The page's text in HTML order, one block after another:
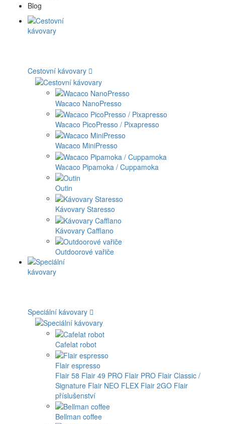
Blog
Cestovní kávovary
Wacaco NanoPresso
Wacaco PicoPresso / Pixapresso
Wacaco MiniPresso
Wacaco Pipamoka / Cuppamoka
Outin
Kávovary Staresso
Kávovary Cafflano
Outdoorové vařiče
Speciální kávovary
Cafelat robot
Flair espresso
Flair 58 Flair 49 PRO Flair PRO Flair Classic /
Signature Flair NEO FLEX Flair 2GO Flair
příslušenství
Bellman coffee